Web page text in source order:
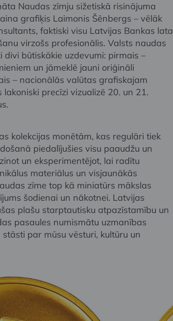
Naudas zīmju sižetiskā risinājuma
grafiķis Laimonis Šēnbergs – vēlāk
faktiski visu Latvijas Bankas lata
virzošs profesionālis. Valsts naudas
būtiskākie uzdevumi: pirmais –
un jāmeklē jauni oriģināli
– nacionālās valūtas grafiskajam
precīzi vizualizē 20. un 21.
kolekcijas monētām, kas regulāri tiek
piedalījušies visu paaudžu un
un eksperimentējot, lai radītu
materiālus un visjaunākās
zīme top kā miniatūrs mākslas
šodienai un nākotnei. Latvijas
plašu starptautisku atpazīstamību un
pasaules numismātu uzmanības
par mūsu vēsturi, kultūru un